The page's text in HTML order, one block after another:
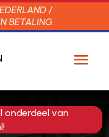
/
BETALING.
onderdeel van